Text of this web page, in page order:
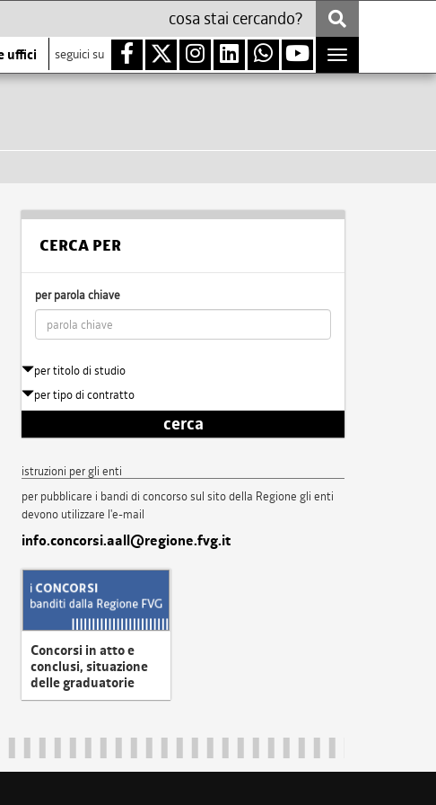
uffici seguici su
Toggle
navigation
CERCA PER
per parola chiave
per titolo di studio
per tipo di contratto
cerca
istruzioni per gli enti
per pubblicare i bandi di concorso sul sito della Regione gli enti
devono utilizzare l'e-mail
info.concorsi.aall@regione.fvg.it
Concorsi in atto e
conclusi, situazione
delle graduatorie